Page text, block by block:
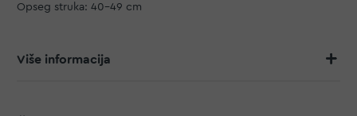
Opseg struka: 40-49 cm
Više informacija